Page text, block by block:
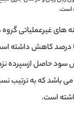
است.
به سال 95 بالغ بر 00 درصد
سود حاصل ازسپرده